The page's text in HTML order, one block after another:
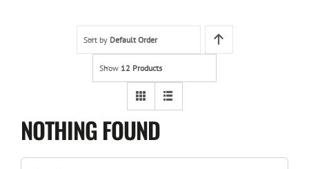
INSPIRATION
Om oss
Sort by Default Order
Show 12 Products
NOTHING FOUND